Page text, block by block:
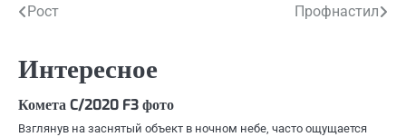
Навигация
записям
Рост Профнастил
Интересное
Комета C/2020 F3 фото
Взглянув на заснятый объект в ночном небе, часто ощущается